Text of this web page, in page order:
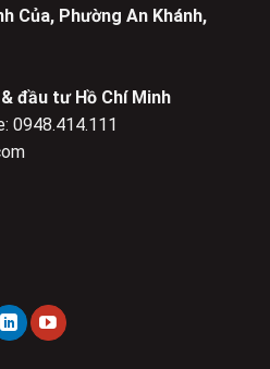
Của, Phường An Khánh,
đầu tư Hồ Chí Minh
0948.414.111